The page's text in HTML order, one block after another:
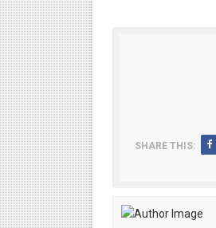
SHARE THIS: